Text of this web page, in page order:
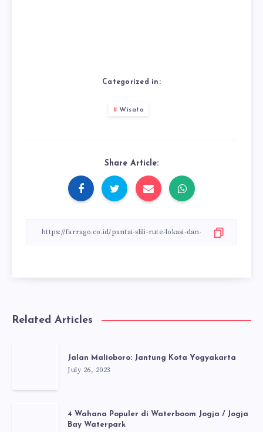
Categorized in:
Wisata
Share Article:
Related Articles
Jalan Malioboro: Jantung Kota Yogyakarta
July 26, 2023
4 Wahana Populer di Waterboom Jogja / Jogja
Bay Waterpark